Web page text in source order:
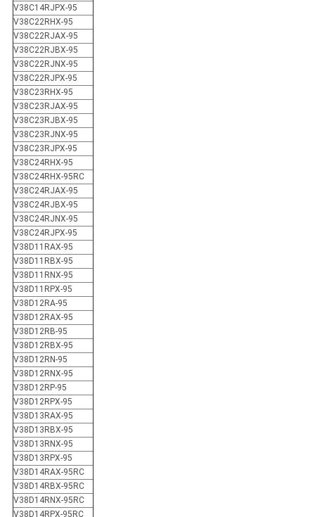
V38C14RJPX-95
V38C22RHX-95
V38C22RJAX-95
V38C22RJBX-95
V38C22RJNX-95
V38C22RJPX-95
V38C23RHX-95
V38C23RJAX-95
V38C23RJBX-95
V38C23RJNX-95
V38C23RJPX-95
V38C24RHX-95
V38C24RHX-95RC
V38C24RJAX-95
V38C24RJBX-95
V38C24RJNX-95
V38C24RJPX-95
V38D11RAX-95
V38D11RBX-95
V38D11RNX-95
V38D11RPX-95
V38D12RA-95
V38D12RAX-95
V38D12RB-95
V38D12RBX-95
V38D12RN-95
V38D12RNX-95
V38D12RP-95
V38D12RPX-95
V38D13RAX-95
V38D13RBX-95
V38D13RNX-95
V38D13RPX-95
V38D14RAX-95RC
V38D14RBX-95RC
V38D14RNX-95RC
V38D14RPX-95RC